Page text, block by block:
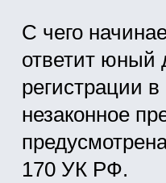
С чего
ответит юный
регистрации
незаконное
170 УК РФ.